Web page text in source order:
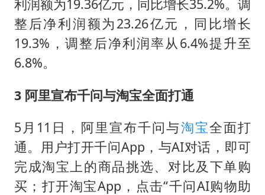
利润额为19.36亿元，同比增长35.2%。调
整后净利润额为23.26亿元，同比增长
19.3%，调整后净利润率从6.4%提升至
6.8%。
3 阿里宣布千问与淘宝全面打通
5月11日，阿里宣布千问与淘宝全面打
通。用户打开千问App，与AI对话，即可
完成淘宝上的商品挑选、对比及下单购
买；打开淘宝App，点击“千问AI购物助